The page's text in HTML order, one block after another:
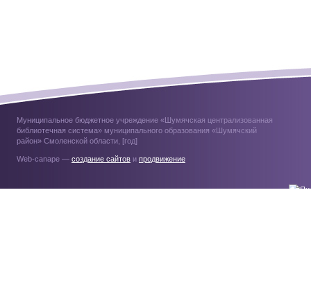
Муниципальное бюджетное учреждение «Шумячская централизованная
библиотечная система» муниципального образования «Шумячский
район» Смоленской области, [год]
Web-canape — создание сайтов и продвижение